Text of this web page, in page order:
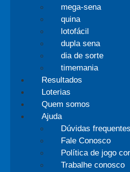
mega-sena
quina
lotofácil
dupla sena
dia de sorte
timemania
Resultados
Loterias
Quem somos
Ajuda
Dúvidas frequentes
Fale Conosco
Política de jogo
Trabalhe conosco